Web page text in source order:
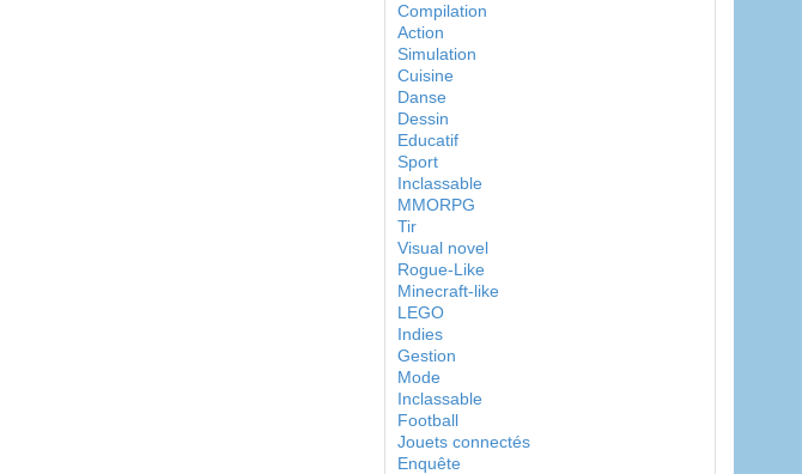
Compilation
Action
Simulation
Cuisine
Danse
Dessin
Educatif
Sport
Inclassable
MMORPG
Tir
Visual novel
Rogue-Like
Minecraft-like
LEGO
Indies
Gestion
Mode
Inclassable
Football
Jouets connectés
Enquête